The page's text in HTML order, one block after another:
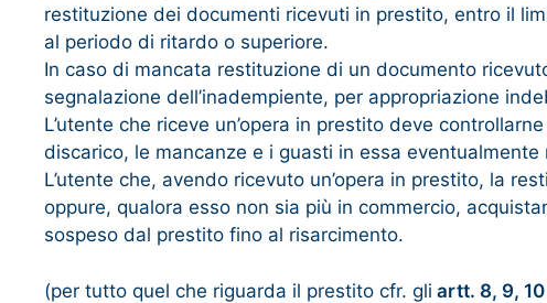
restituzione dei documenti ricevuti in prestito, entro il
al periodo di ritardo o superiore.
In caso di mancata restituzione di un documento
segnalazione dell’inadempiente, per appropriazione
L’utente che riceve un’opera in prestito deve
discarico, le mancanze e i guasti in essa eventualmente
L’utente che, avendo ricevuto un’opera in prestito, la
oppure, qualora esso non sia più in commercio,
sospeso dal prestito fino al risarcimento.
(per tutto quel che riguarda il prestito cfr. gli artt. 8, 9,